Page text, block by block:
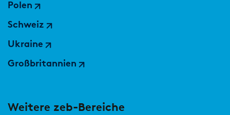
Polen
Schweiz
Ukraine
Großbritannien
Weitere zeb-Bereiche